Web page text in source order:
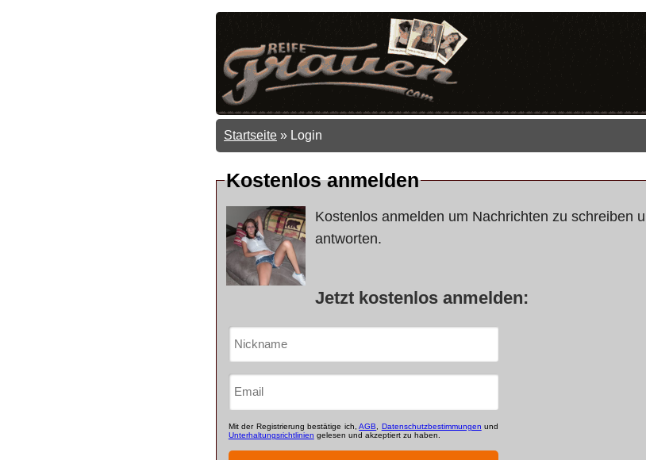
Startseite » Login
Kostenlos anmelden
Kostenlos anmelden um Nachrichten zu schreiben
antworten.
Jetzt kostenlos anmelden: